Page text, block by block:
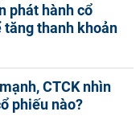
phát hành cổ
tăng thanh khoản
CTCK nhìn
phiếu nào?